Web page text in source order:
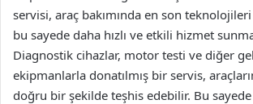
servisi, araç bakımında en son
bu sayede daha hızlı ve etkili hizmet
Diagnostik cihazlar, motor testi ve diğer
ekipmanlarla donatılmış bir servis,
doğru bir şekilde teşhis edebilir. Bu